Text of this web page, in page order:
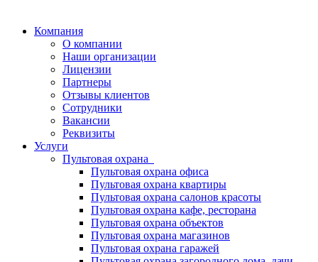
Компания
О компании
Наши организации
Лицензии
Партнеры
Отзывы клиентов
Сотрудники
Вакансии
Реквизиты
Услуги
Пультовая охрана
Пультовая охрана офиса
Пультовая охрана квартиры
Пультовая охрана салонов красоты
Пультовая охрана кафе, ресторана
Пультовая охрана объектов
Пультовая охрана магазинов
Пультовая охрана гаражей